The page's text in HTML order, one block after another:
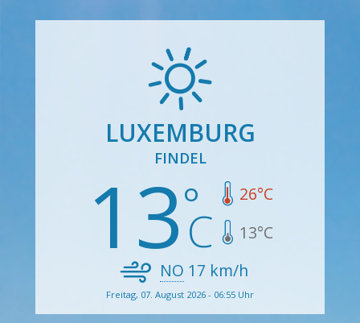
LUXEMBURG
FINDEL
13 26°C
13°C
NO 17 km/h
Freitag, 07. August 2026 - 06:55 Uhr